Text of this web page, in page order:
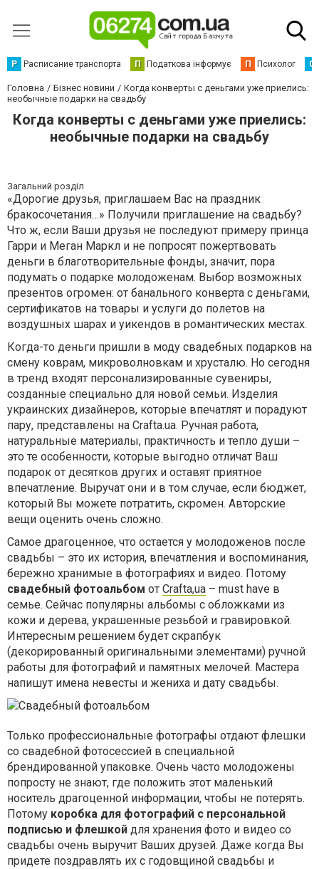
Р Расписание транспорта П Податкова інформує П Психолог С
Головна Бізнес новини
Когда конверты с деньгами уже приелись:
необычные подарки на свадьбу
Когда конверты с деньгами уже приелись:
необычные подарки на свадьбу
Загальний розділ
«Дорогие друзья, приглашаем Вас на праздник
бракосочетания…» Получили приглашение на свадьбу?
Что ж, если Ваши друзья не последуют примеру принца
Гарри и Меган Маркл и не попросят пожертвовать
деньги в благотворительные фонды, значит, пора
подумать о подарке молодоженам. Выбор возможных
презентов огромен: от банального конверта с деньгами,
сертификатов на товары и услуги до полетов на
воздушных шарах и уикендов в романтических местах.
Когда-то деньги пришли в моду свадебных подарков на
смену коврам, микроволновкам и хрусталю. Но сегодня
в тренд входят персонализированные сувениры,
созданные специально для новой семьи. Изделия
украинских дизайнеров, которые впечатлят и порадуют
пару, представлены на Crafta.ua. Ручная работа,
натуральные материалы, практичность и тепло души –
это те особенности, которые выгодно отличат Ваш
подарок от десятков других и оставят приятное
впечатление. Выручат они и в том случае, если бюджет,
который Вы можете потратить, скромен. Авторские
вещи оценить очень сложно.
Самое драгоценное, что остается у молодоженов после
свадьбы – это их история, впечатления и воспоминания,
бережно хранимые в фотографиях и видео. Потому
свадебный фотоальбом от Crafta,ua – must have в
семье. Сейчас популярны альбомы с обложками из
кожи и дерева, украшенные резьбой и гравировкой.
Интересным решением будет скрапбук
(декорированный оригинальными элементами) ручной
работы для фотографий и памятных мелочей. Мастера
напишут имена невесты и жениха и дату свадьбы.
Только профессиональные фотографы отдают флешки
со свадебной фотосессией в специальной
брендированной упаковке. Очень часто молодожены
попросту не знают, где положить этот маленький
носитель драгоценной информации, чтобы не потерять.
Потому коробка для фотографий с персональной
подписью и флешкой для хранения фото и видео со
свадьбы очень выручит Ваших друзей. Даже когда Вы
придете поздравлять их с годовщиной свадьбы и